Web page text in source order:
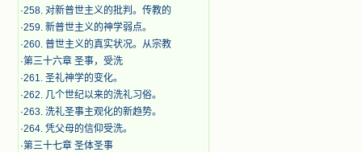
·258. 对新普世主义的批判。传教的
·259. 新普世主义的神学弱点。
·260. 普世主义的真实状况。从宗教
·第三十六章 圣事，受洗
·261. 圣礼神学的变化。
·262. 几个世纪以来的洗礼习俗。
·263. 洗礼圣事主观化的新趋势。
·264. 凭父母的信仰受洗。
·第三十七章 圣体圣事